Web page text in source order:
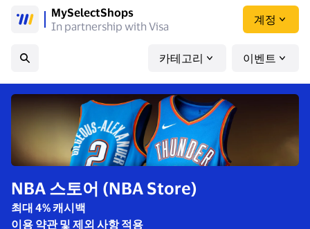
MySelectShops
In partnership with Visa
계정
카테고리 이벤트
NBA 스토어 (NBA Store)
최대 4% 캐시백
이용 약관 및 제외 사항 적용